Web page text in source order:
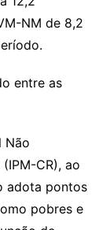
NM de 8,2
entre as
Não
CR), ao
adota pontos
pobres e